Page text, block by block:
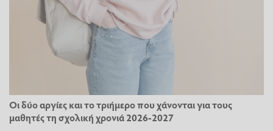
Οι δύο αργίες και το τριήμερο που χάνονται για τους
μαθητές τη σχολική χρονιά 2026-2027